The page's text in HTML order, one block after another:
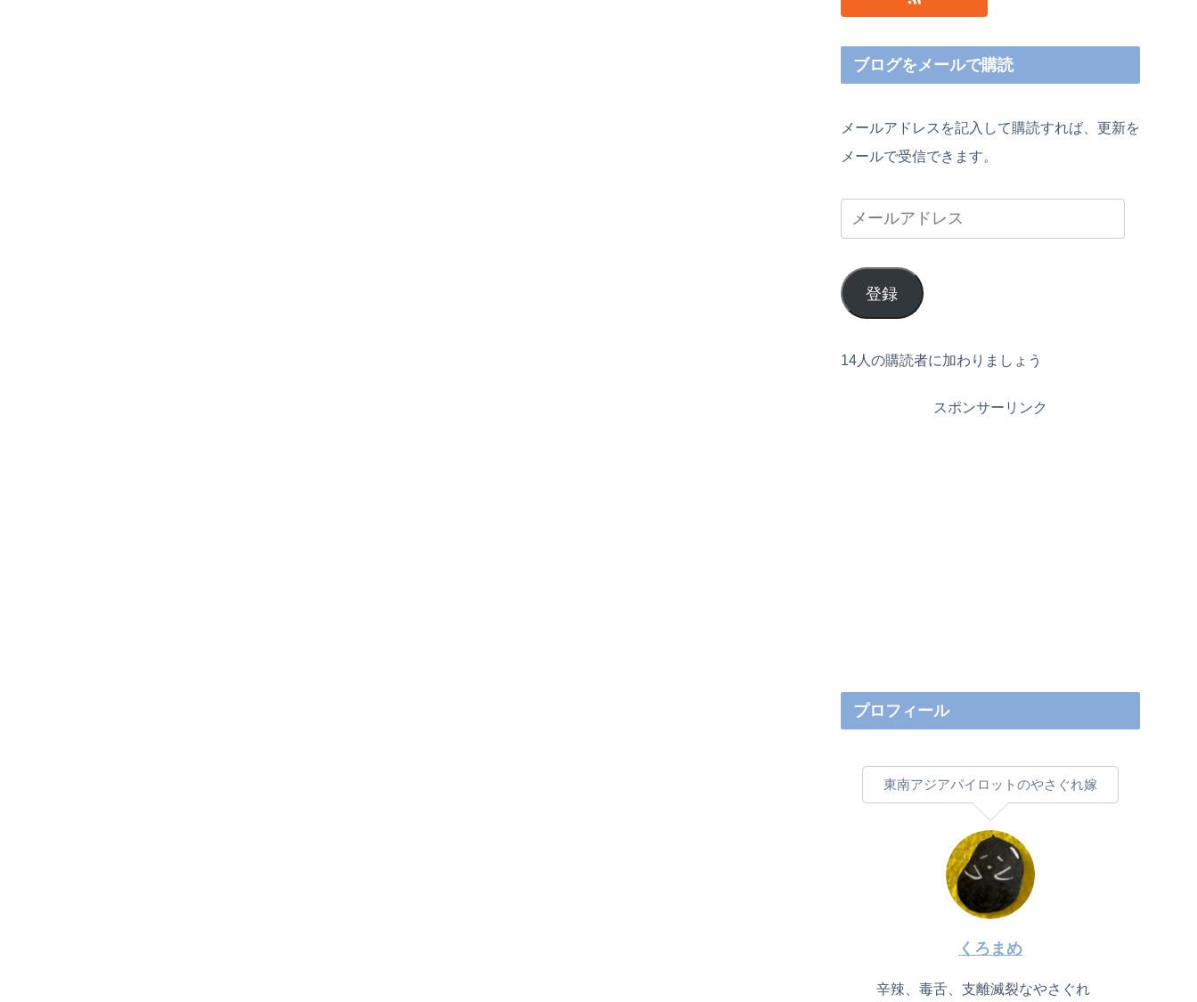
ブログをメールで購読
メールアドレスを記入して購読すれば、更新を
メールで受信できます。
登録
14人の購読者に加わりましょう
スポンサーリンク
プロフィール
東南アジアパイロットのやさぐれ嫁
くろまめ
辛辣、毒舌、支離滅裂なやさぐれ